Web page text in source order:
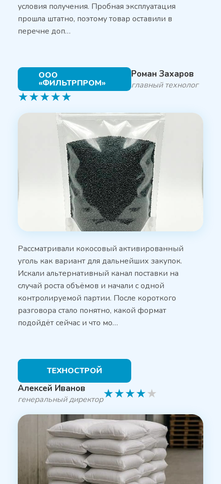
условия получения. Пробная эксплуатация
прошла штатно, поэтому товар оставили в
перечне доп…
ООО
«ФИЛЬТРПРОМ»
Роман Захаров
главный технолог
★★★★★
Рассматривали кокосовый активированный
уголь как вариант для дальнейших закупок.
Искали альтернативный канал поставки на
случай роста объёмов и начали с одной
контролируемой партии. После короткого
разговора стало понятно, какой формат
подойдёт сейчас и что мо…
ТЕХНОСТРОЙ
Алексей Иванов
генеральный директор★★★★★